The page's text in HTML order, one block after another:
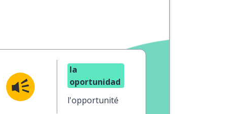
la
oportunidad
l'opportunité